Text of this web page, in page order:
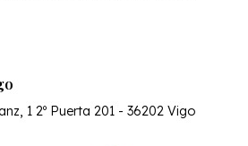
1 2º Puerta 201 - 36202 Vigo